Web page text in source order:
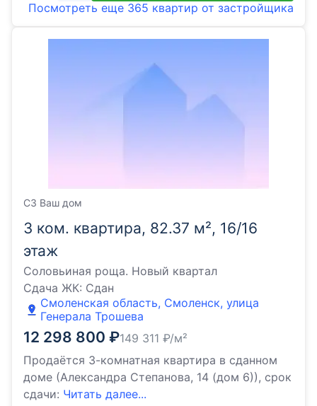
Посмотреть еще 365 квартир от застройщика
3 ком. квартира, 82.37 м², 16/16
этаж
Соловьиная роща. Новый квартал
Сдача ЖК: Сдан
Смоленская область, Смоленск, улица
Генерала Трошева
12 298 800 ₽149 311 ₽/м²
Продаётся 3-комнатная квартира в сданном
доме (Александра Степанова, 14 (дом 6)), срок
сдачи: Читать далее...
СЗ Ваш дом